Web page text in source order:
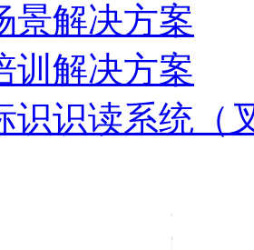
景解决方案
训解决方案
识识读系统（